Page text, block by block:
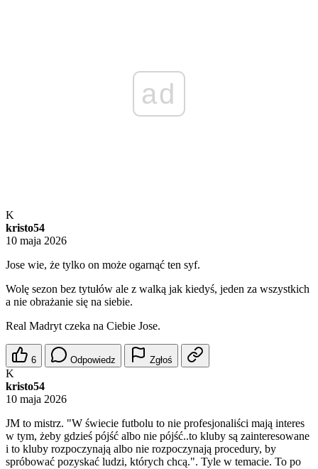
ad
K
kristo54
10 maja 2026
Jose wie, że tylko on może ogarnąć ten syf.
Wolę sezon bez tytułów ale z walką jak kiedyś, jeden za wszystkich
a nie obrażanie się na siebie.
Real Madryt czeka na Ciebie Jose.
6 Odpowiedz Zgłoś
K
kristo54
10 maja 2026
JM to mistrz. "W świecie futbolu to nie profesjonaliści mają interes
w tym, żeby gdzieś pójść albo nie pójść..to kluby są zainteresowane
i to kluby rozpoczynają albo nie rozpoczynają procedury, by
spróbować pozyskać ludzi, których chcą.". Tyle w temacie. To po